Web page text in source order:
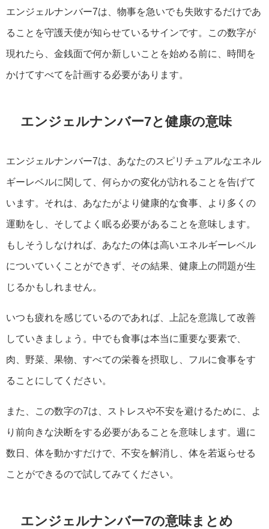
エンジェルナンバー7は、物事を急いでも失敗するだけであ
ることを守護天使が知らせているサインです。この数字が
現れたら、金銭面で何か新しいことを始める前に、時間を
かけてすべてを計画する必要があります。
エンジェルナンバー7と健康の意味
エンジェルナンバー7は、あなたのスピリチュアルなエネル
ギーレベルに関して、何らかの変化が訪れることを告げて
います。それは、あなたがより健康的な食事、より多くの
運動をし、そしてよく眠る必要があることを意味します。
もしそうしなければ、あなたの体は高いエネルギーレベル
についていくことができず、その結果、健康上の問題が生
じるかもしれません。
いつも疲れを感じているのであれば、上記を意識して改善
していきましょう。中でも食事は本当に重要な要素で、
肉、野菜、果物、すべての栄養を摂取し、フルに食事をす
ることにしてください。
また、この数字の7は、ストレスや不安を避けるために、よ
り前向きな決断をする必要があることを意味します。週に
数日、体を動かすだけで、不安を解消し、体を若返らせる
ことができるので試してみてください。
エンジェルナンバー7の意味まとめ